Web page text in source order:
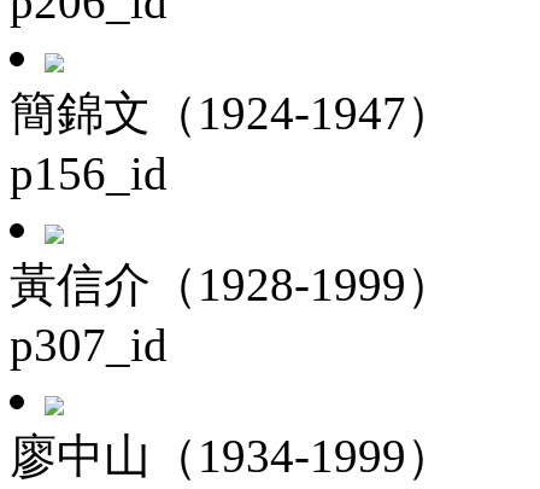
簡錦文（1924-1947）
p156_id
黃信介（1928-1999）
p307_id
廖中山（1934-1999）